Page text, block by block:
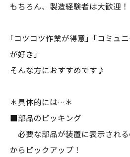
もちろん、製造経験者は大歓迎！
｢コツコツ作業が得意｣「コミュ
が好き」
そんな方におすすめです♪
＊具体的には…＊
■部品のピッキング
必要な部品が装置に表示され
からピックアップ！